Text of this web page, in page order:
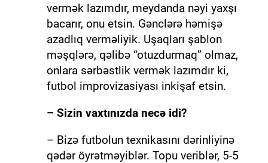
vermək lazımdır, meydanda nəyi yaxşı
bacarır, onu etsin. Gənclərə həmişə
azadlıq verməliyik. Uşaqları şablon
məşqlərə, qəlibə “otuzdurmaq” olmaz,
onlara sərbəstlik vermək lazımdır ki,
futbol improvizasiyası inkişaf etsin.
– Sizin vaxtınızda necə idi?
– ⁠Bizə futbolun texnikasını dərinliyinə
qədər öyrətməyiblər. Topu veriblər, 5-5